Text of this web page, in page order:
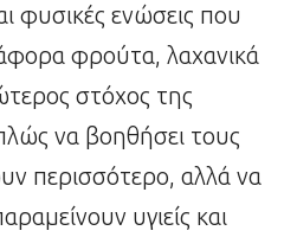
φυσικές ενώσεις που
φρούτα, λαχανικά
στόχος της
να βοηθήσει τους
περισσότερο, αλλά να
υγιείς και